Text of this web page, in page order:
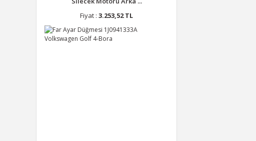
Fiyat : 3.253,52 TL